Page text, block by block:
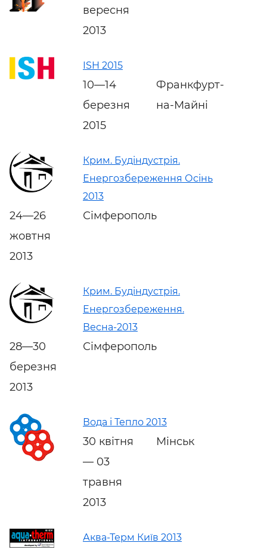
вересня
2013
ISH 2015
10—14
березня
2015
Франкфурт-
на-Майні
Крим. Будіндустрія.
Енергозбереження Осінь
2013
24—26
жовтня
2013
Сімферополь
Крим. Будіндустрія.
Енергозбереження.
Весна-2013
28—30
березня
2013
Сімферополь
Вода і Тепло 2013
30 квітня
— 03
травня
2013
Мінськ
Аква-Терм Київ 2013